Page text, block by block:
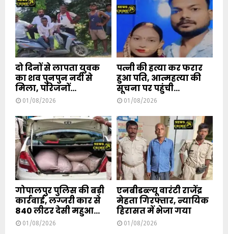
दो दिनों से लापता युवक
का शव पुनपुन नदी से
मिला, परिजनों...
01/08/2026
पत्नी की हत्या कर फरार
हुआ पति, आत्महत्या की
सूचना पर पहुंची...
01/08/2026
गोपालपुर पुलिस की बड़ी
कार्रवाई, लग्जरी कार से
840 लीटर देसी महुआ...
01/08/2026
एनबीडब्ल्यू वारंटी राजेंद्र
मेहता गिरफ्तार, न्यायिक
हिरासत में भेजा गया
01/08/2026